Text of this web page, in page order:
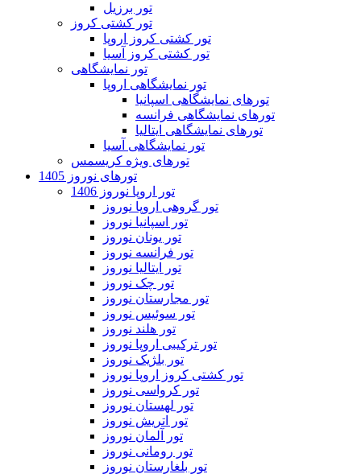
تور برزیل
تور کشتی کروز
تور کشتی کروز اروپا
تور کشتی کروز آسیا
تور نمایشگاهی
تور نمایشگاهی اروپا
تورهای نمایشگاهی اسپانیا
تورهای نمایشگاهی فرانسه
تورهای نمایشگاهی ایتالیا
تور نمایشگاهی آسیا
تورهای ویژه کریسمس
تورهای نوروز 1405
تور اروپا نوروز 1406
تور گروهی اروپا نوروز
تور اسپانیا نوروز
تور یونان نوروز
تور فرانسه نوروز
تور ایتالیا نوروز
تور چک نوروز
تور مجارستان نوروز
تور سوئیس نوروز
تور هلند نوروز
تور ترکیبی اروپا نوروز
تور بلژیک نوروز
تور کشتی کروز اروپا نوروز
تور کرواسی نوروز
تور لهستان نوروز
تور اتریش نوروز
تور آلمان نوروز
تور رومانی نوروز
تور بلغارستان نوروز